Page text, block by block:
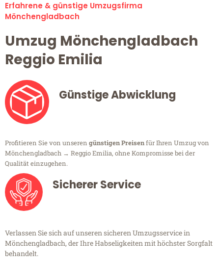
Erfahrene & günstige Umzugsfirma
Mönchengladbach
Umzug Mönchengladbach
Reggio Emilia
Günstige Abwicklung
Profitieren Sie von unseren günstigen Preisenfür Ihren Umzug von
Mönchengladbach → Reggio Emilia, ohne Kompromisse bei der
Qualität einzugehen.
Sicherer Service
Verlassen Sie sich auf unseren sicheren Umzugsservice in
Mönchengladbach, der Ihre Habseligkeiten mit höchster Sorgfalt
behandelt.